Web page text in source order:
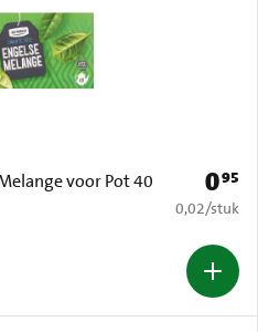
voor Pot 40
Prijs:
095
€ 0,02 per
0,02/stuk